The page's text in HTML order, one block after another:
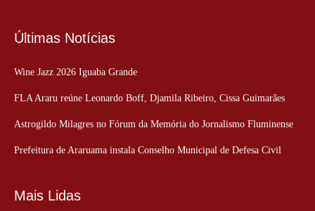
Últimas Notícias
Wine Jazz 2026 Iguaba Grande
FLA Araru reúne Leonardo Boff, Djamila Ribeiro, Cissa Guimarães
Astrogildo Milagres no Fórum da Memória do Jornalismo Fluminense
Prefeitura de Araruama instala Conselho Municipal de Defesa Civil
Mais Lidas